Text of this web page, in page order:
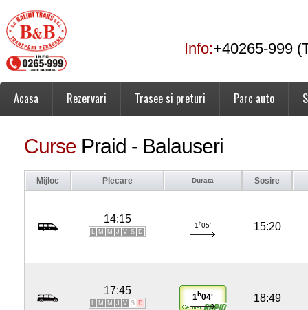
Info:+40265-999
Acasa Rezervari Trasee si preturi Parc auto
Curse Praid - Balauseri
Mijloc Plecare Durata Sosire
14:15
L M M J V S D
1 h05' 15:20
17:45
L M M J V S D
1h04' 18:49